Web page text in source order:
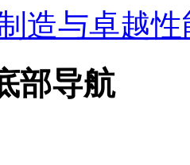
造与卓越性
部导航